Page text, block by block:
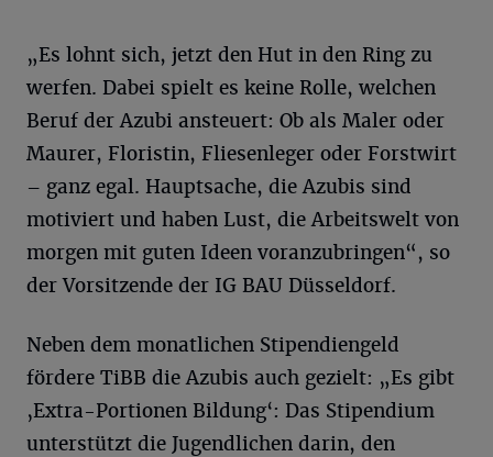
„Es lohnt sich, jetzt den Hut in den Ring zu
werfen. Dabei spielt es keine Rolle, welchen
Beruf der Azubi ansteuert: Ob als Maler oder
Maurer, Floristin, Fliesenleger oder Forstwirt
– ganz egal. Hauptsache, die Azubis sind
motiviert und haben Lust, die Arbeitswelt von
morgen mit guten Ideen voranzubringen“, so
der Vorsitzende der IG BAU Düsseldorf.
Neben dem monatlichen Stipendiengeld
fördere TiBB die Azubis auch gezielt: „Es gibt
‚Extra-Portionen Bildung‘: Das Stipendium
unterstützt die Jugendlichen darin, den